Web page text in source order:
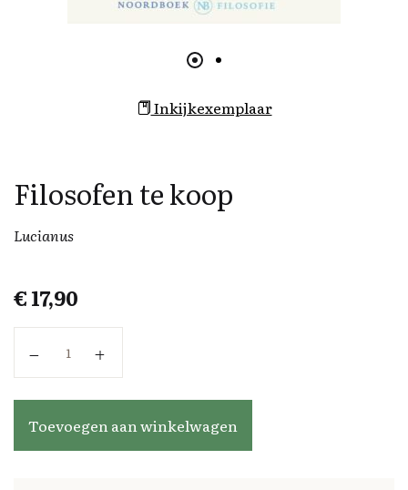
Inkijkexemplaar
Filosofen te koop
Lucianus
€17,90
Toevoegen aan winkelwagen